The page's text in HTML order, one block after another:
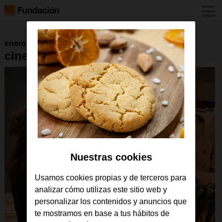
enero 2016
cineaccesible_auriculares
Nuestras cookies
Usamos cookies propias y de terceros para
analizar cómo utilizas este sitio web y
personalizar los contenidos y anuncios que
te mostramos en base a tus hábitos de